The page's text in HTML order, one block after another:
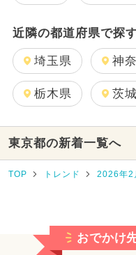
近隣の都道府県で探
埼玉県 神
栃木県 茨
東京都の新着一覧へ
TOP トレンド 2026年2
おでかけ